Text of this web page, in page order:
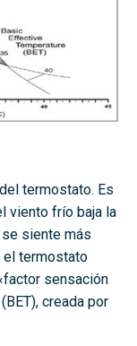
termostato. Es
viento frío baja la
siente más
el termostato
sensación
creada por